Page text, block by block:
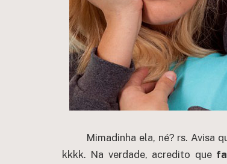
Mimadinha ela, né? rs. Avisa
kkkk. Na verdade, acredito que